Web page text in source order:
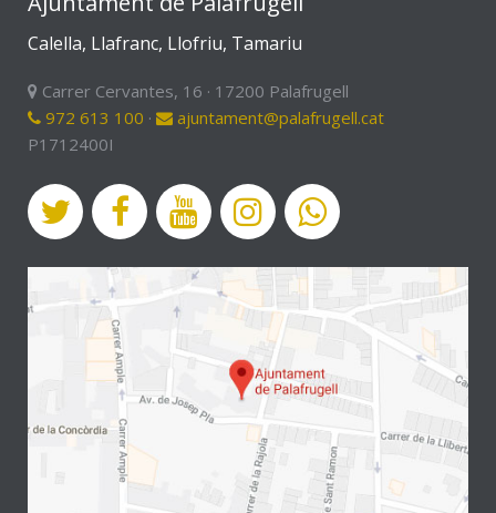
Calella, Llafranc, Llofriu, Tamariu
Carrer Cervantes, 16 · 17200 Palafrugell
972 613 100 ·
ajuntament@palafrugell.cat
P1712400I